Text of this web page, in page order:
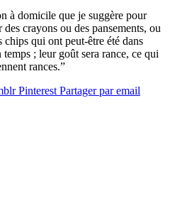
à domicile que je suggère pour
crayons ou des pansements, ou
chips qui ont peut-être été dans
; leur goût sera rance, ce qui
rances.”
Pinterest Partager par email